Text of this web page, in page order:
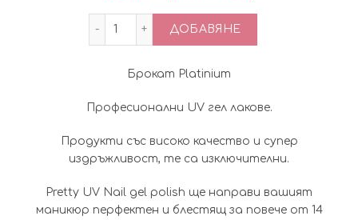
ДОБАВЯНЕ
Брокат Platinium
Професионални UV гел лаковe.
Продукти със високо качество и супер
издръжливост, те са изключителни.
Pretty UV Nail gel polish ще направи вашият
маникюр перфектен и блестящ за повече от 14